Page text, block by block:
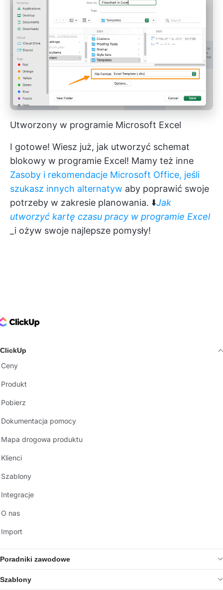
Utworzony w programie Microsoft Excel
I gotowe! Wiesz już, jak utworzyć schemat
blokowy w programie Excel! Mamy też inne
Zasoby i rekomendacje Microsoft Office, jeśli
szukasz innych alternatyw aby poprawić swoje
potrzeby w zakresie planowania. ⬇️Jak
utworzyć kartę czasu pracy w programie Excel
_i ożyw swoje najlepsze pomysły!
Logo
ClickUp
Ceny
Produkt
Pobierz
Dokumentacja pomocy
Mapa drogowa produktu
Klienci
Szablony
Integracje
O nas
Import
Poradniki zawodowe
Szablony